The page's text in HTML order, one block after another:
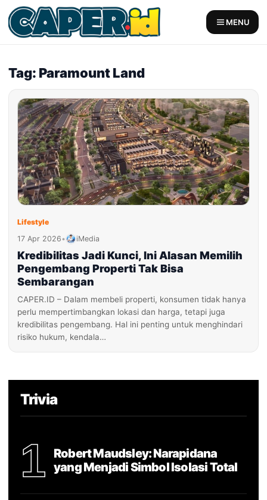
Skip
to
content
MENU
Tag: Paramount Land
Lifestyle
17 Apr 2026• iMedia
Kredibilitas Jadi Kunci, Ini Alasan Memilih
Pengembang Properti Tak Bisa
Sembarangan
CAPER.ID – Dalam membeli properti, konsumen tidak hanya
perlu mempertimbangkan lokasi dan harga, tetapi juga
kredibilitas pengembang. Hal ini penting untuk menghindari
risiko hukum, kendala…
Trivia
1
Robert Maudsley: Narapidana
yang Menjadi Simbol Isolasi Total